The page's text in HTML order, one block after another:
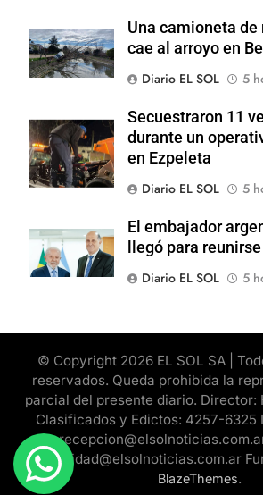
Una camioneta
cae al arroyo en
Diario EL SOL
5
Secuestraron 11
durante un
en Ezpeleta
Diario EL SOL
5
El embajador
llegó para
Diario EL SOL
5
© Copyright 2026 EL SOL SA |
reservados. Queda prohibida la
parcial del presente diario. Director:
Clasificados y Edictos: 4257-6325
publicidad@elsolnoticias.com.ar
BlazeThemes.